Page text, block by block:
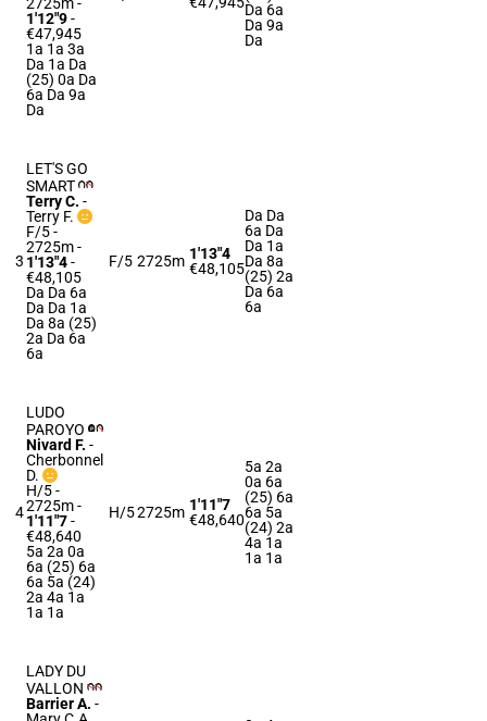
1'12"9-
€47,945
1a 1a 3a
Da 1a Da
(25) 0a Da
6a Da 9a
Da
Da 6a
Da 9a
Da
3
LET'S GO
SMART
Terry C. -
Terry F.
F/5 -
2725m-
1'13"4-
€48,105
Da Da 6a
Da Da 1a
Da 8a (25)
2a Da 6a
6a
F/5 2725m 1'13"4
€48,105
Da Da
6a Da
Da 1a
Da 8a
(25) 2a
Da 6a
6a
4
LUDO
PAROYO
Nivard F. -
Cherbonnel
D.
H/5 -
2725m-
1'11"7-
€48,640
5a 2a 0a
6a (25) 6a
6a 5a (24)
2a 4a 1a
1a 1a
H/52725m 1'11"7
€48,640
5a 2a
0a 6a
(25) 6a
6a 5a
(24) 2a
4a 1a
1a 1a
LADY DU
VALLON
Barrier A. -